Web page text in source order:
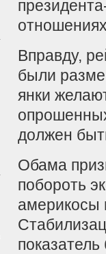
Вправду,
были
янки
должен
Обама
побороть
америкосы